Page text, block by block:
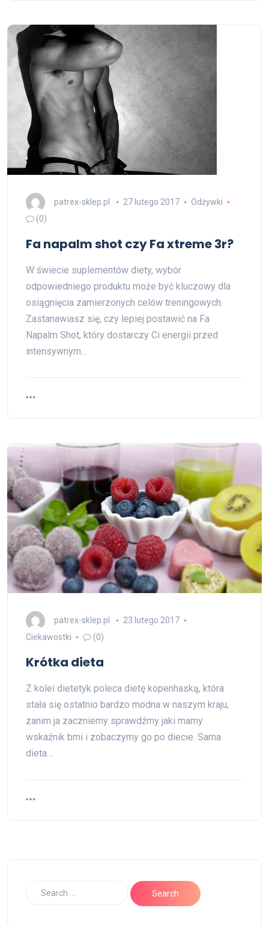
patrex-sklep.pl 27 lutego 2017
Odżywki
(0)
Fa napalm shot czy Fa xtreme 3r?
W świecie suplementów diety, wybór
odpowiedniego produktu może być kluczowy dla
osiągnięcia zamierzonych celów treningowych.
Zastanawiasz się, czy lepiej postawić na Fa
Napalm Shot, który dostarczy Ci energii przed
intensywnym…
patrex-sklep.pl
23 lutego 2017
Ciekawostki
(0)
Krótka dieta
Z kolei dietetyk poleca dietę kopenhaską, która
stała się ostatnio bardzo modna w naszym kraju,
zanim ja zaczniemy sprawdźmy jaki mamy
wskaźnik bmi i zobaczymy go po diecie. Sama
dieta…